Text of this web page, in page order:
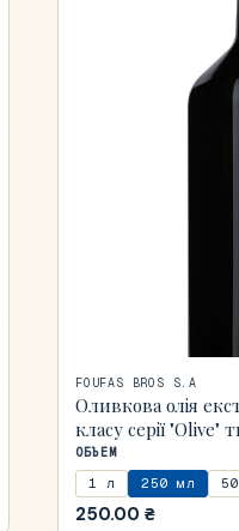
FOUFAS BROS S.A
Оливкова олія
класу серії "Olive"
ОБЪЕМ
1 л 250 мл
250.00 ₴